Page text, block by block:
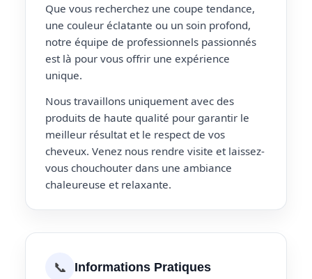
Que vous recherchez une coupe tendance,
une couleur éclatante ou un soin profond,
notre équipe de professionnels passionnés
est là pour vous offrir une expérience
unique.
Nous travaillons uniquement avec des
produits de haute qualité pour garantir le
meilleur résultat et le respect de vos
cheveux. Venez nous rendre visite et laissez-
vous chouchouter dans une ambiance
chaleureuse et relaxante.
📞 Informations Pratiques